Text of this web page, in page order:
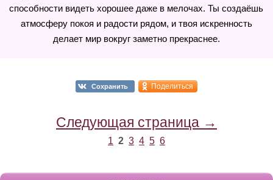
способности видеть хорошее даже в мелочах. Ты создаёшь
атмосферу покоя и радости рядом, и твоя искренность
делает мир вокруг заметно прекраснее.
Сохранить Поделиться
Следующая страница →
1 2 3 4 5 6